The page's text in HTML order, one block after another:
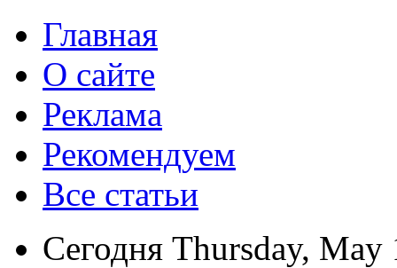
Главная
О сайте
Реклама
Рекомендуем
Все статьи
Сегодня Thursday, May